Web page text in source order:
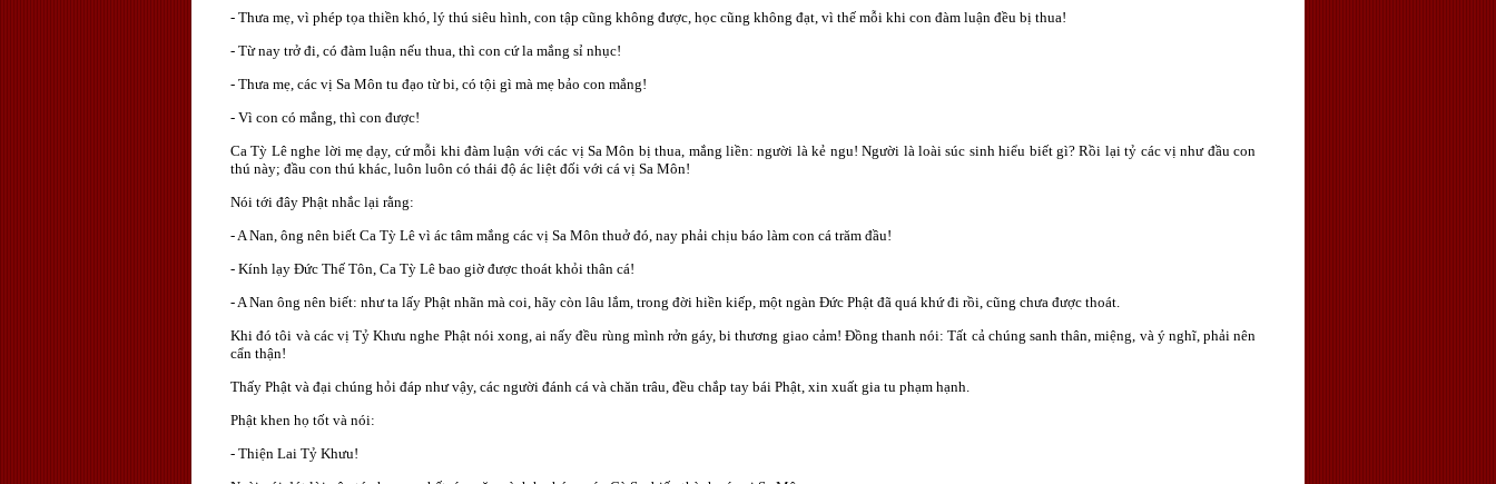
- Thưa mẹ, vì phép tọa thiền khó, lý thú siêu hình, con tập cũng không được, học cũng không đạt, vì thế mỗi khi con đàm luận đều bị thua!
- Từ nay trở đi, có đàm luận nếu thua, thì con cứ la mắng sỉ nhục!
- Thưa mẹ, các vị Sa Môn tu đạo từ bi, có tội gì mà mẹ bảo con mắng!
- Vì con có mắng, thì con được!
Ca Tỳ Lê nghe lời mẹ dạy, cứ mỗi khi đàm luận với các vị Sa Môn bị thua, mắng liền: người là kẻ ngu! Người là loài súc sinh hiểu biết gì? Rồi lại tỷ các vị như đầu con
thú này; đầu con thú khác, luôn luôn có thái độ ác liệt đối với cá vị Sa Môn!
Nói tới đây Phật nhắc lại rằng:
- A Nan, ông nên biết Ca Tỳ Lê vì ác tâm mắng các vị Sa Môn thuở đó, nay phải chịu báo làm con cá trăm đầu!
- Kính lạy Ðức Thế Tôn, Ca Tỳ Lê bao giờ được thoát khỏi thân cá!
- A Nan ông nên biết: như ta lấy Phật nhãn mà coi, hãy còn lâu lắm, trong đời hiền kiếp, một ngàn Ðức Phật đã quá khứ đi rồi, cũng chưa được thoát.
Khi đó tôi và các vị Tỷ Khưu nghe Phật nói xong, ai nấy đều rùng mình rởn gáy, bi thương giao cảm! Đồng thanh nói: Tất cả chúng sanh thân, miệng, và ý nghĩ, phải nên
cẩn thận!
Thấy Phật và đại chúng hỏi đáp như vậy, các người đánh cá và chăn trâu, đều chắp tay bái Phật, xin xuất gia tu phạm hạnh.
Phật khen họ tốt và nói:
- Thiện Lai Tỷ Khưu!